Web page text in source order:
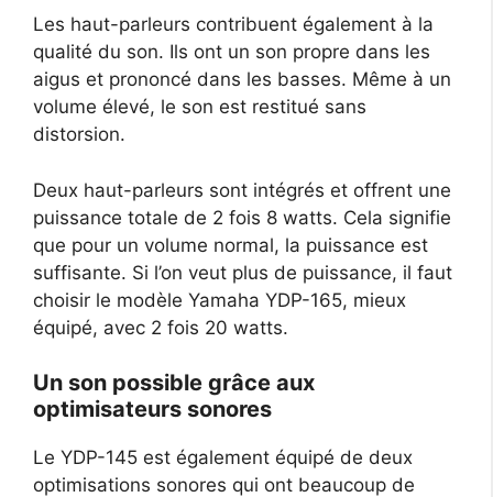
Les haut-parleurs contribuent également à la
qualité du son. Ils ont un son propre dans les
aigus et prononcé dans les basses. Même à un
volume élevé, le son est restitué sans
distorsion.
Deux haut-parleurs sont intégrés et offrent une
puissance totale de 2 fois 8 watts. Cela signifie
que pour un volume normal, la puissance est
suffisante. Si l’on veut plus de puissance, il faut
choisir le modèle Yamaha YDP-165, mieux
équipé, avec 2 fois 20 watts.
Un son possible grâce aux
optimisateurs sonores
Le YDP-145 est également équipé de deux
optimisations sonores qui ont beaucoup de